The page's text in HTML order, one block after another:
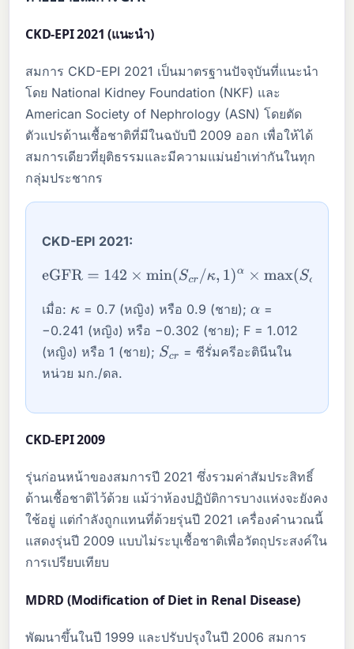
CKD-EPI 2021 (แนะนำ)
สมการ CKD-EPI 2021 เป็นมาตรฐานปัจจุบันที่แนะนำ
โดย National Kidney Foundation (NKF) และ
American Society of Nephrology (ASN) โดยตัด
ตัวแปรด้านเชื้อชาติที่มีในฉบับปี 2009 ออก เพื่อให้ได้
สมการเดียวที่ยุติธรรมและมีความแม่นยำเท่ากันในทุก
กลุ่มประชากร
CKD-EPI 2021:
eGFR =142× min(Scr/κ,1)α ×max( Scr/
เมื่อ: κ= 0.7 (หญิง) หรือ 0.9 (ชาย); α =
−0.241 (หญิง) หรือ −0.302 (ชาย); F = 1.012
(หญิง) หรือ 1 (ชาย); Scr = ซีรั่มครีอะตินีนใน
หน่วย มก./ดล.
CKD-EPI 2009
รุ่นก่อนหน้าของสมการปี 2021 ซึ่งรวมค่าสัมประสิทธิ์
ด้านเชื้อชาติไว้ด้วย แม้ว่าห้องปฏิบัติการบางแห่งจะยังคง
ใช้อยู่ แต่กำลังถูกแทนที่ด้วยรุ่นปี 2021 เครื่องคำนวณนี้
แสดงรุ่นปี 2009 แบบไม่ระบุเชื้อชาติเพื่อวัตถุประสงค์ใน
การเปรียบเทียบ
MDRD (Modification of Diet in Renal Disease)
พัฒนาขึ้นในปี 1999 และปรับปรุงในปี 2006 สมการ